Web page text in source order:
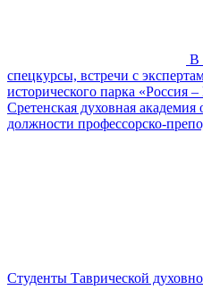
В
спецкурсы, встречи с
исторического парка «Россия
Сретенская духовная академия
должности профессорско-
Студенты Таврической